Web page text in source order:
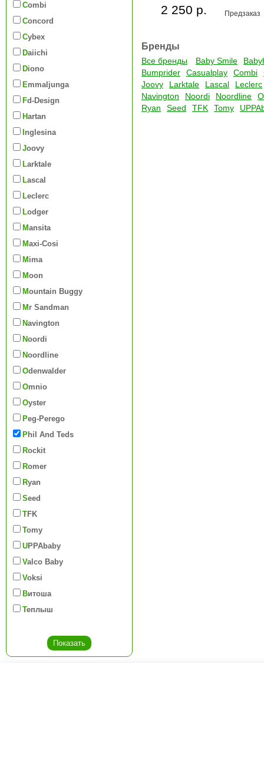
Combi
Concord
Cybex
Daiichi
Diono
Emmaljunga
Fd-Design
Hartan
Inglesina
Joovy
Larktale
Lascal
Leclerc
Lodger
Mansita
Maxi-Cosi
Mima
Moon
Mountain Buggy
Mr Sandman
Navington
Noordi
Noordline
Odenwalder
Omnio
Oyster
Peg-Perego
Phil And Teds
Rockit
Romer
Ryan
Seed
TFK
Tomy
UPPAbaby
Valco Baby
Voksi
Витоша
Теплыш
Предзаказ
2 250 р.
Бренды
Все бренды Baby Smile
Bumprider
Casualplay Combi
Joovy
Larktale Lascal
Leclerc
Navington
Noordi Noordline
Ryan
Seed TFK Tomy